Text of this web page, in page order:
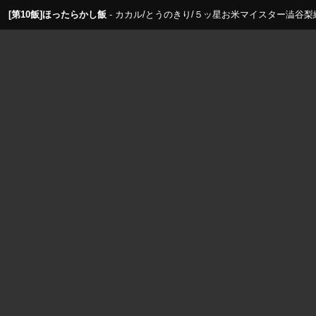
[第10飯]ほったらかし飯 カカル/とうのきり/５ッ星お米マイスター澁谷梨